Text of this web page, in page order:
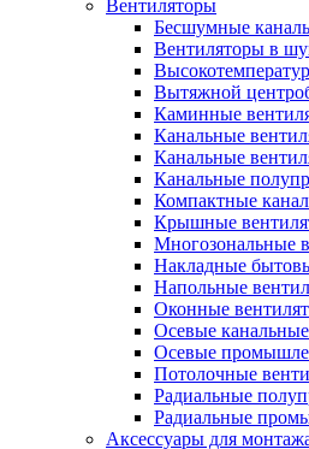
Вентиляторы
Бесшумные
Вентиляторы в
Вытяжной
Каминные
Канальные
Канальные
Канальные
Компактные
Крышные
Многозональные
Накладные
Напольные
Оконные
Осевые
Осевые
Потолочные
Радиальные
Радиальные
Аксессуары для